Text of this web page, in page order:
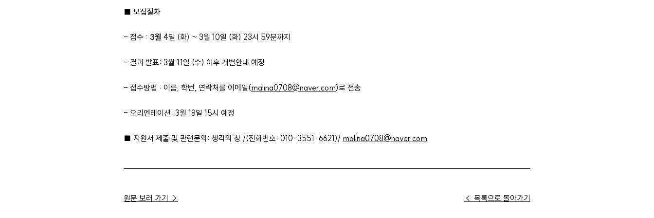
■ 모집절차
- 접수 : 3월 4일 (화) ~ 3월 10일 (화) 23시 59분까지
- 결과 발표: 3월 11일 (수) 이후 개별안내 예정
- 접수방법 : 이름, 학번, 연락처를 이메일(malina0708@naver.com)로 전송
- 오리엔테이션: 3월 18일 15시 예정
■ 지원서 제출 및 관련문의: 생각의 창 /(전화번호: 010-3551-6621)/ malina0708@naver.com
원문 보러 가기 → ← 목록으로 돌아가기